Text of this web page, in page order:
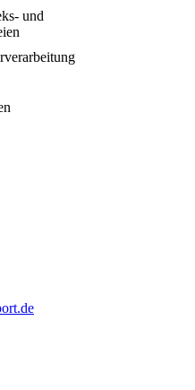
und